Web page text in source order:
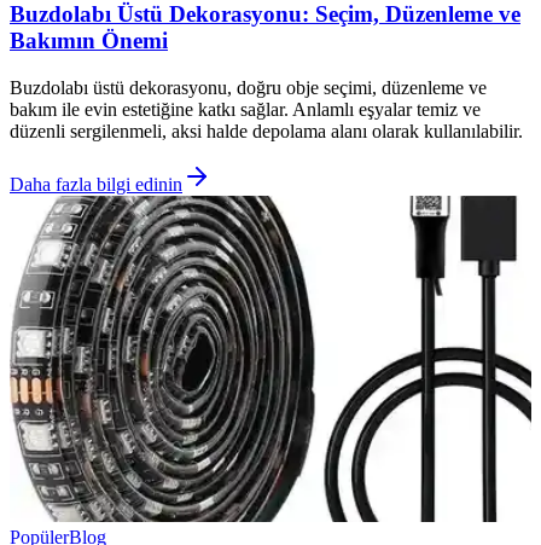
Buzdolabı Üstü Dekorasyonu: Seçim, Düzenleme ve
Bakımın Önemi
Buzdolabı üstü dekorasyonu, doğru obje seçimi, düzenleme ve
bakım ile evin estetiğine katkı sağlar. Anlamlı eşyalar temiz ve
düzenli sergilenmeli, aksi halde depolama alanı olarak kullanılabilir.
Daha fazla bilgi edinin
PopülerBlog